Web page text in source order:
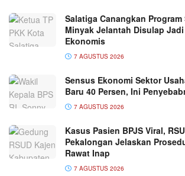
Salatiga Canangkan Program
Minyak Jelantah Disulap
Ekonomis
7 AGUSTUS 2026
Sensus Ekonomi Sektor
Baru 40 Persen, Ini
7 AGUSTUS 2026
Kasus Pasien BPJS Viral,
Pekalongan Jelaskan
Rawat Inap
7 AGUSTUS 2026